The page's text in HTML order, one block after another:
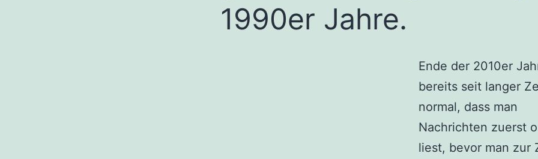
1990er Jahre.
Ende der 2010er
bereits seit langer
normal, dass man
Nachrichten zuerst
liest, bevor man zur